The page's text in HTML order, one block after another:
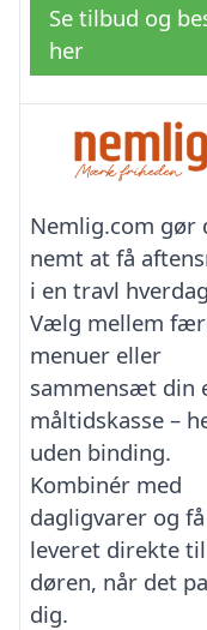
Se tilbud og
her
Nemlig.com gør
nemt at få
i en travl
Vælg mellem
menuer eller
sammensæt din
måltidskasse –
uden binding.
Kombinér med
dagligvarer og
leveret direkte til
døren, når det
dig.